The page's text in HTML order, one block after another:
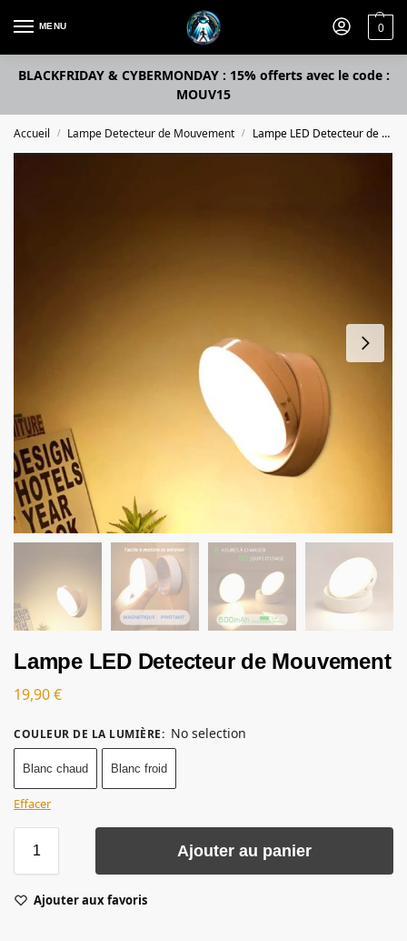
MENU 0
BLACKFRIDAY & CYBERMONDAY : 15% offerts avec le code :
MOUV15
Accueil / Lampe Detecteur de Mouvement / Lampe LED Detecteur de Mouvement
Lampe LED Detecteur de Mouvement
19,90€
COULEUR DE LA LUMIÈRE: No selection
Blanc chaud Blanc froid
Effacer
Ajouter au panier
Ajouter aux favoris